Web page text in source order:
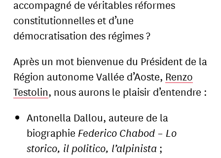
accompagné de véritables réformes
constitutionnelles et d’une
démocratisation des régimes ?
Après un mot bienvenue du Président de la
Région autonome Vallée d’Aoste, Renzo
Testolin, nous aurons le plaisir d’entendre :
Antonella Dallou, auteure de la
biographie Federico Chabod – Lo
storico, il politico, l’alpinista ;